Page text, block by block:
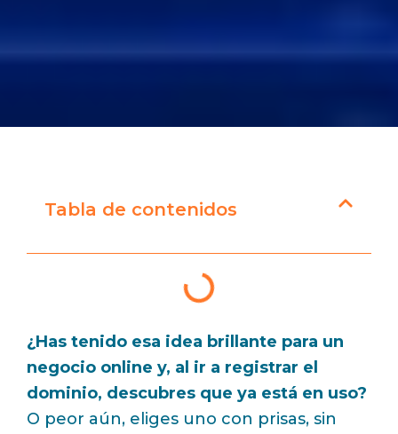
Tabla de contenidos
¿Has tenido esa idea brillante para un
negocio online y, al ir a registrar el
dominio, descubres que ya está en uso?
O peor aún, eliges uno con prisas, sin